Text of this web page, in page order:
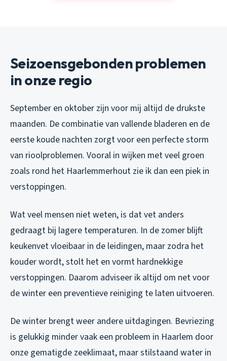
Seizoensgebonden problemen
in onze regio
September en oktober zijn voor mij altijd de drukste
maanden. De combinatie van vallende bladeren en de
eerste koude nachten zorgt voor een perfecte storm
van rioolproblemen. Vooral in wijken met veel groen
zoals rond het Haarlemmerhout zie ik dan een piek in
verstoppingen.
Wat veel mensen niet weten, is dat vet anders
gedraagt bij lagere temperaturen. In de zomer blijft
keukenvet vloeibaar in de leidingen, maar zodra het
kouder wordt, stolt het en vormt hardnekkige
verstoppingen. Daarom adviseer ik altijd om net voor
de winter een preventieve reiniging te laten uitvoeren.
De winter brengt weer andere uitdagingen. Bevriezing
is gelukkig minder vaak een probleem in Haarlem door
onze gematigde zeeklimaat, maar stilstaand water in